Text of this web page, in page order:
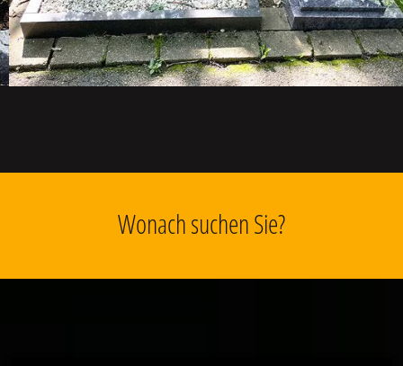
Wonach suchen Sie?